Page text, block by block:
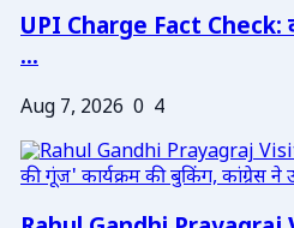
UPI Charge Fact
...
Aug 7, 2026 0 4